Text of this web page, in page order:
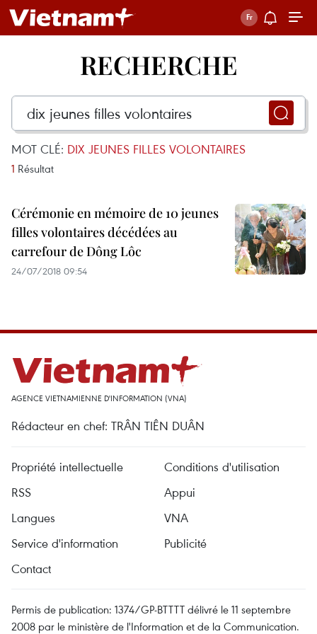
RECHERCHE
MOT CLÉ: DIX JEUNES FILLES VOLONTAIRES
1 Résultat
Cérémonie en mémoire de 10 jeunes
filles volontaires décédées au
carrefour de Dông Lôc
24/07/2018 09:54
AGENCE VIETNAMIENNE D'INFORMATION (VNA)
Rédacteur en chef: TRÂN TIÊN DUÂN
Propriété intellectuelle
Conditions d'utilisation
RSS
Appui
Langues
VNA
Service d'information
Publicité
Contact
Permis de publication: 1374/GP-BTTTT délivré le 11 septembre
2008 par le ministère de l'Information et de la Communication.